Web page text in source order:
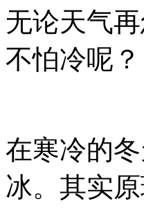
无论天气
不怕冷呢？
在寒冷的
冰。其实